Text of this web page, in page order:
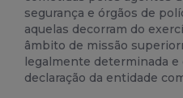
segurança e órgãos de
aquelas decorram do
âmbito de missão
legalmente determinada
declaração da entidade